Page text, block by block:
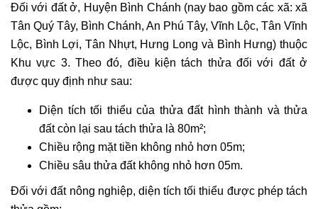
Đối với đất ở, Huyện Bình Chánh (nay bao gồm các xã: xã
Tân Quý Tây, Bình Chánh, An Phú Tây, Vĩnh Lộc, Tân Vĩnh
Lộc, Bình Lợi, Tân Nhựt, Hưng Long và Bình Hưng) thuộc
Khu vực 3. Theo đó, điều kiện tách thửa đối với đất ở
được quy định như sau:
Diện tích tối thiểu của thửa đất hình thành và thửa
đất còn lại sau tách thửa là 80m²;
Chiều rộng mặt tiền không nhỏ hơn 05m;
Chiều sâu thửa đất không nhỏ hơn 05m.
Đối với đất nông nghiệp, diện tích tối thiểu được phép tách